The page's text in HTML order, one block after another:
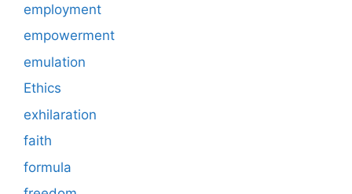
employment
empowerment
emulation
Ethics
exhilaration
faith
formula